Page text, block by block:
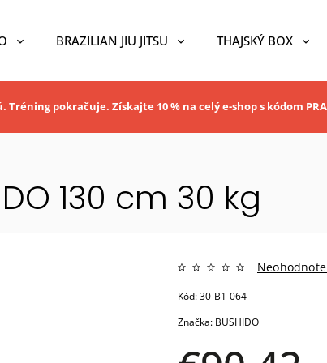
BRAZILIAN JIU JITSU THAJSKÝ BOX
Tréning pokračuje. Získajte 10 % na celý e-shop s kódom
130 cm 30 kg
Značka: BUSHIDO
Kód:30-B1-064